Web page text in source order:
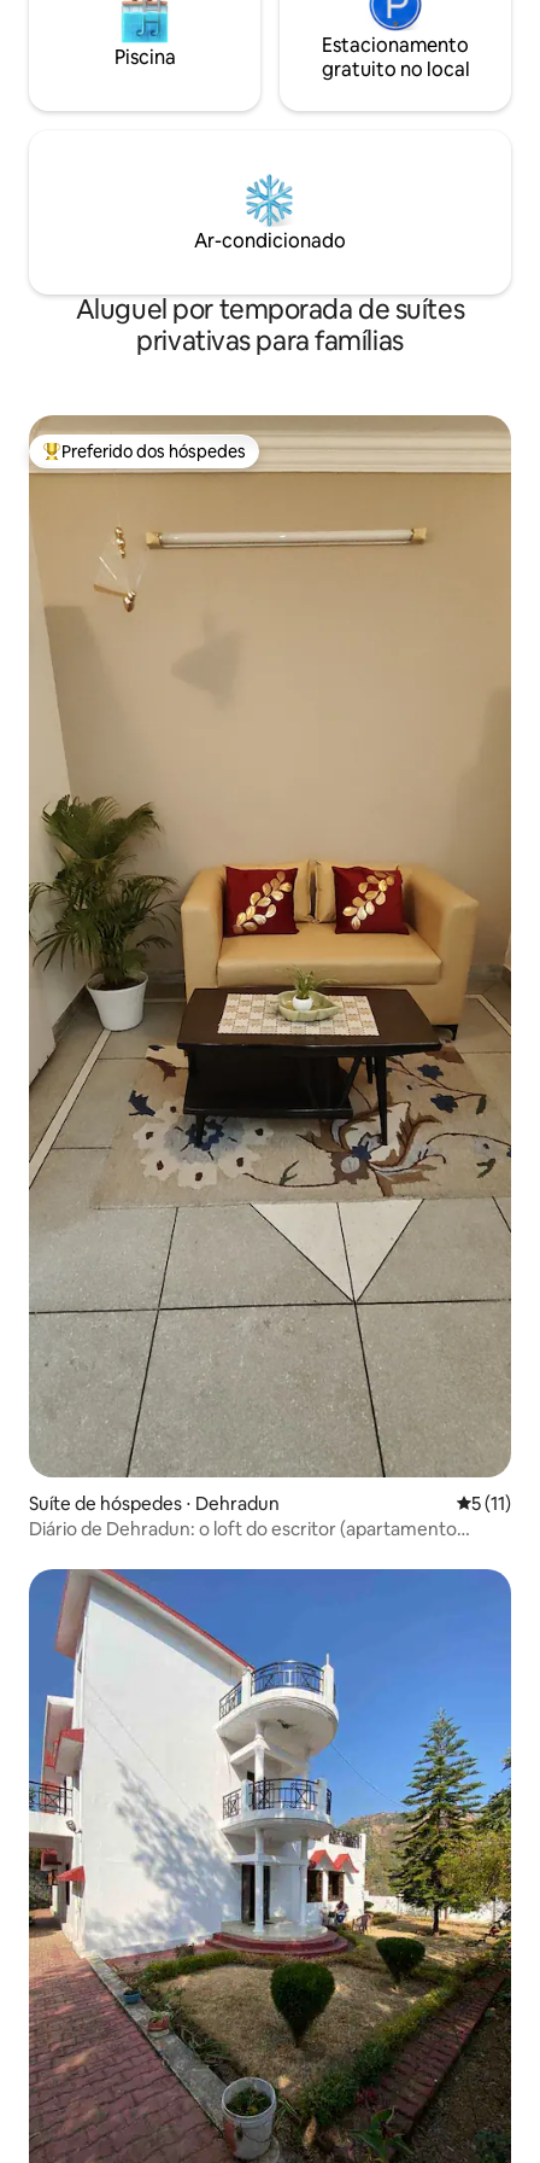
Piscina
Estacionamento
gratuito no local
Ar-condicionado
Aluguel por temporada de suítes
privativas para famílias
Entre os melhores preferidos dos hóspedes
Preferido dos hóspedes
Suíte de hóspedes ⋅ Dehradun 5 de uma
5 (11)
Diário de Dehradun: o loft do escritor (apartamento